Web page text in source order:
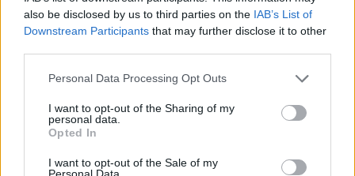
also be disclosed by us to third parties on the IAB’s List of
Downstream Participants that may further disclose it to other
Personal Data Processing Opt Outs
I want to opt-out of the Sharing of my
personal data.
Opted In
I want to opt-out of the Sale of my
Personal Data.